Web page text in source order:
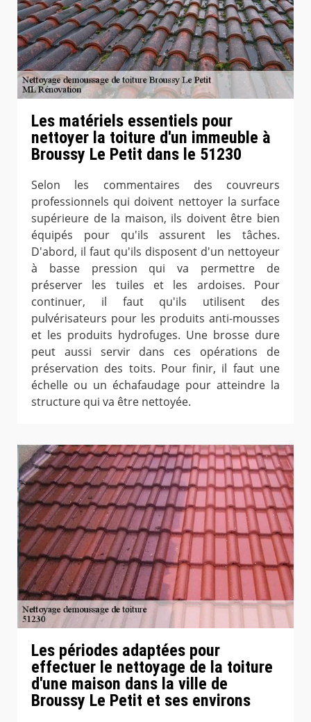
Les matériels essentiels pour
nettoyer la toiture d'un immeuble à
Broussy Le Petit dans le 51230
Selon les commentaires des couvreurs
professionnels qui doivent nettoyer la surface
supérieure de la maison, ils doivent être bien
équipés pour qu'ils assurent les tâches.
D'abord, il faut qu'ils disposent d'un nettoyeur
à basse pression qui va permettre de
préserver les tuiles et les ardoises. Pour
continuer, il faut qu'ils utilisent des
pulvérisateurs pour les produits anti-mousses
et les produits hydrofuges. Une brosse dure
peut aussi servir dans ces opérations de
préservation des toits. Pour finir, il faut une
échelle ou un échafaudage pour atteindre la
structure qui va être nettoyée.
Les périodes adaptées pour
effectuer le nettoyage de la toiture
d'une maison dans la ville de
Broussy Le Petit et ses environs